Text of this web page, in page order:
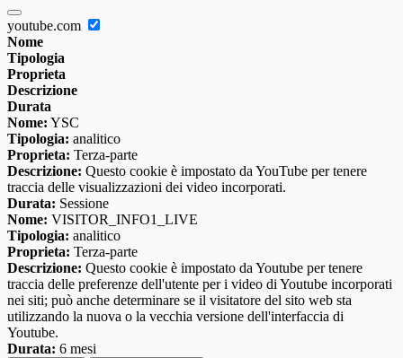
youtube.com
Nome
Tipologia
Proprieta
Descrizione
Durata
Nome: YSC
Tipologia: analitico
Proprieta: Terza-parte
Descrizione: Questo cookie è impostato da YouTube per tenere
traccia delle visualizzazioni dei video incorporati.
Durata: Sessione
Nome: VISITOR_INFO1_LIVE
Tipologia: analitico
Proprieta: Terza-parte
Descrizione: Questo cookie è impostato da Youtube per tenere
traccia delle preferenze dell'utente per i video di Youtube incorporati
nei siti; può anche determinare se il visitatore del sito web sta
utilizzando la nuova o la vecchia versione dell'interfaccia di
Youtube.
Durata: 6 mesi